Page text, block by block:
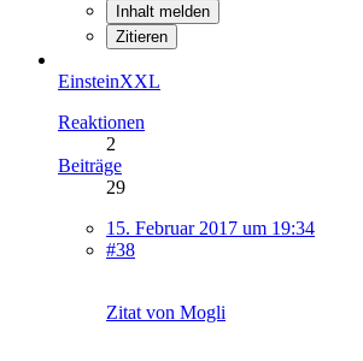
Inhalt melden
Zitieren
EinsteinXXL
Reaktionen
2
Beiträge
29
15. Februar 2017 um 19:34
#38
Zitat von Mogli